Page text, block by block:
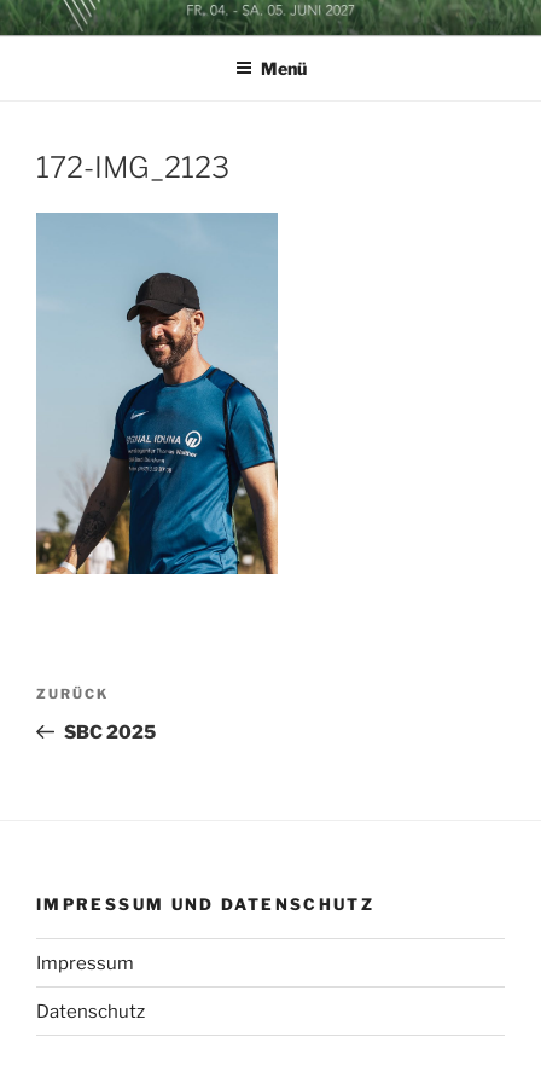
Zum
InhaltSOCCERGOLF BUSINESSCUP
Menü
172-IMG_2123
Beitragsnavigation
Vorheriger
Beitrag
ZURÜCK
SBC 2025
IMPRESSUM UND DATENSCHUTZ
Impressum
Datenschutz